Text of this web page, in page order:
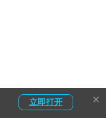
立即打开 ×